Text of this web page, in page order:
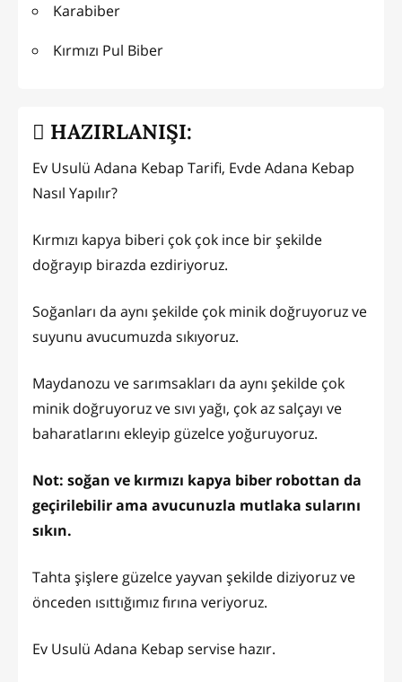
Karabiber
Kırmızı Pul Biber
HAZIRLANIŞI:
Ev Usulü Adana Kebap Tarifi, Evde Adana Kebap
Nasıl Yapılır?
Kırmızı kapya biberi çok çok ince bir şekilde
doğrayıp birazda ezdiriyoruz.
Soğanları da aynı şekilde çok minik doğruyoruz ve
suyunu avucumuzda sıkıyoruz.
Maydanozu ve sarımsakları da aynı şekilde çok
minik doğruyoruz ve sıvı yağı, çok az salçayı ve
baharatlarını ekleyip güzelce yoğuruyoruz.
Not: soğan ve kırmızı kapya biber robottan da
geçirilebilir ama avucunuzla mutlaka sularını
sıkın.
Tahta şişlere güzelce yayvan şekilde diziyoruz ve
önceden ısıttığımız fırına veriyoruz.
Ev Usulü Adana Kebap servise hazır.